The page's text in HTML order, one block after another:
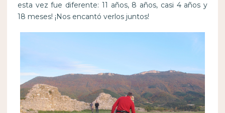
esta vez fue diferente: 11 años, 8 años, casi 4 años y
18 meses! ¡Nos encantó verlos juntos!